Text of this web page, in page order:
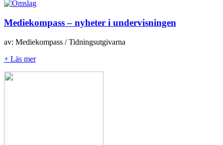
Mediekompass – nyheter i undervisningen
av: Mediekompass / Tidningsutgivarna
+ Läs mer